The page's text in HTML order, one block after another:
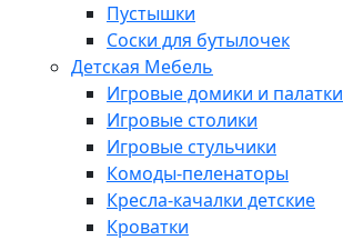
Пустышки
Соски для бутылочек
Детская Мебель
Игровые домики и палатки
Игровые столики
Игровые стульчики
Комоды-пеленаторы
Кресла-качалки детские
Кроватки